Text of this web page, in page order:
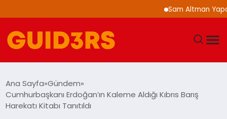
Sam Altman Yapay
YAŞAM
Ana Sayfa Gündem
Cumhurbaşkanı Erdoğan’ın Kaleme Aldığı Kıbrıs Barış
Harekatı Kitabı Tanıtıldı